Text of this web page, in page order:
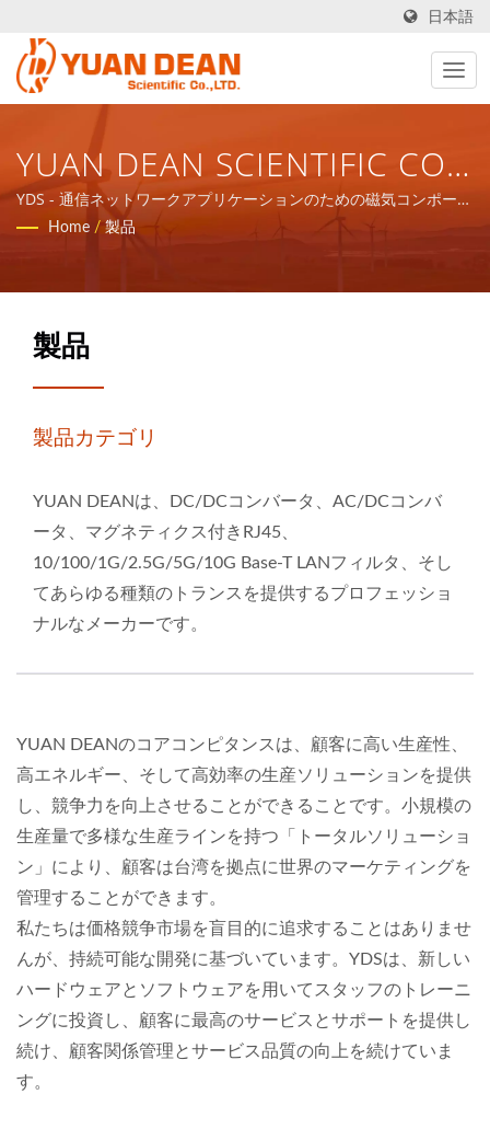
日本語
YUAN DEAN SCIENTIFIC CO.,
LTD.
YDS - 通信ネットワークアプリケーションのための磁気コンポーネ
ントと電力製品のトータルソリューションを提供します。
Home / 製品
製品
製品カテゴリ
YUAN DEANは、DC/DCコンバータ、AC/DCコンバ
ータ、マグネティクス付きRJ45、
10/100/1G/2.5G/5G/10G Base-T LANフィルタ、そし
てあらゆる種類のトランスを提供するプロフェッショ
ナルなメーカーです。
YUAN DEANのコアコンピタンスは、顧客に高い生産性、
高エネルギー、そして高効率の生産ソリューションを提供
し、競争力を向上させることができることです。小規模の
生産量で多様な生産ラインを持つ「トータルソリューショ
ン」により、顧客は台湾を拠点に世界のマーケティングを
管理することができます。
私たちは価格競争市場を盲目的に追求することはありませ
んが、持続可能な開発に基づいています。YDSは、新しい
ハードウェアとソフトウェアを用いてスタッフのトレーニ
ングに投資し、顧客に最高のサービスとサポートを提供し
続け、顧客関係管理とサービス品質の向上を続けていま
す。